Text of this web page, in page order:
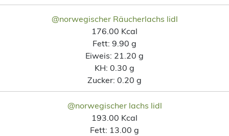
@norwegischer Räucherlachs lidl
176.00 Kcal
Fett: 9.90 g
Eiweis: 21.20 g
KH: 0.30 g
Zucker: 0.20 g
@norwegischer lachs lidl
193.00 Kcal
Fett: 13.00 g